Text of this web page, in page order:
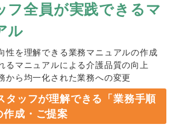
フ全員が実践できるマ
ル
性を理解できる業務マニュアルの作成
るマニュアルによる介護品質の向上
から均一化された業務への変更
タッフが理解できる「業務手順
作成・ご提案